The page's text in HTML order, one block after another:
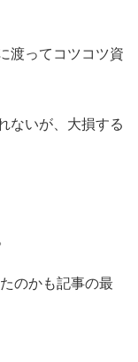
渡ってコツコツ資
ないが、大損する
のかも記事の最